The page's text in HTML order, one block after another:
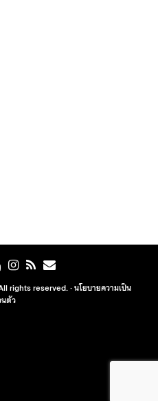
rights reserved. ·นโยบายความเป็น
นตัว